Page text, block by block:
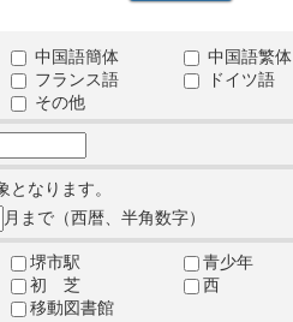
中国語簡体 中国語繁体
フランス語 ドイツ語
その他
なります。
月まで（西暦、半角数字）
堺市駅 青少年
初 芝 西
移動図書館